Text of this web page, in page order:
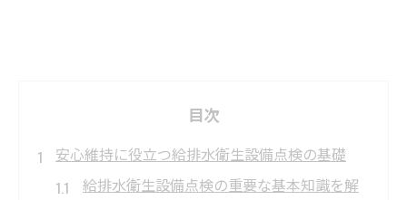
目次
安心維持に役立つ給排水衛生設備点検の基礎
給排水衛生設備点検の重要な基本知識を解